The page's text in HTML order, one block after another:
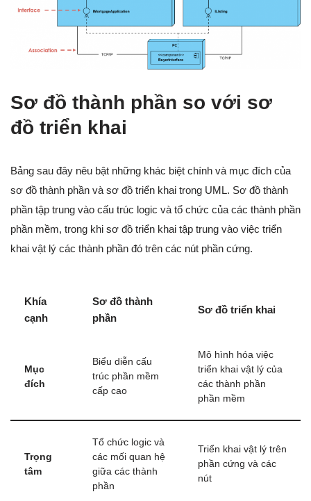
Sơ đồ thành phần so với sơ
đồ triển khai
Bảng sau đây nêu bật những khác biệt chính và mục đích của
sơ đồ thành phần và sơ đồ triển khai trong UML. Sơ đồ thành
phần tập trung vào cấu trúc logic và tổ chức của các thành phần
phần mềm, trong khi sơ đồ triển khai tập trung vào việc triển
khai vật lý các thành phần đó trên các nút phần cứng.
Khía
cạnh
Sơ đồ thành
phần
Sơ đồ triển khai
Mục
đích
Biểu diễn cấu
trúc phần mềm
cấp cao
Mô hình hóa việc
triển khai vật lý của
các thành phần
phần mềm
Trọng
tâm
Tổ chức logic và
các mối quan hệ
giữa các thành
phần
Triển khai vật lý trên
phần cứng và các
nút